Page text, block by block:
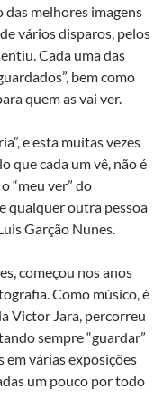
das melhores imagens
vários disparos, pelos
Cada uma das
bem como
quem as vai ver.
e esta muitas vezes
que cada um vê, não é
“meu ver” do
qualquer outra pessoa
Garção Nunes.
começou nos anos
Como músico, é
Victor Jara, percorreu
sempre “guardar”
em várias exposições
um pouco por todo